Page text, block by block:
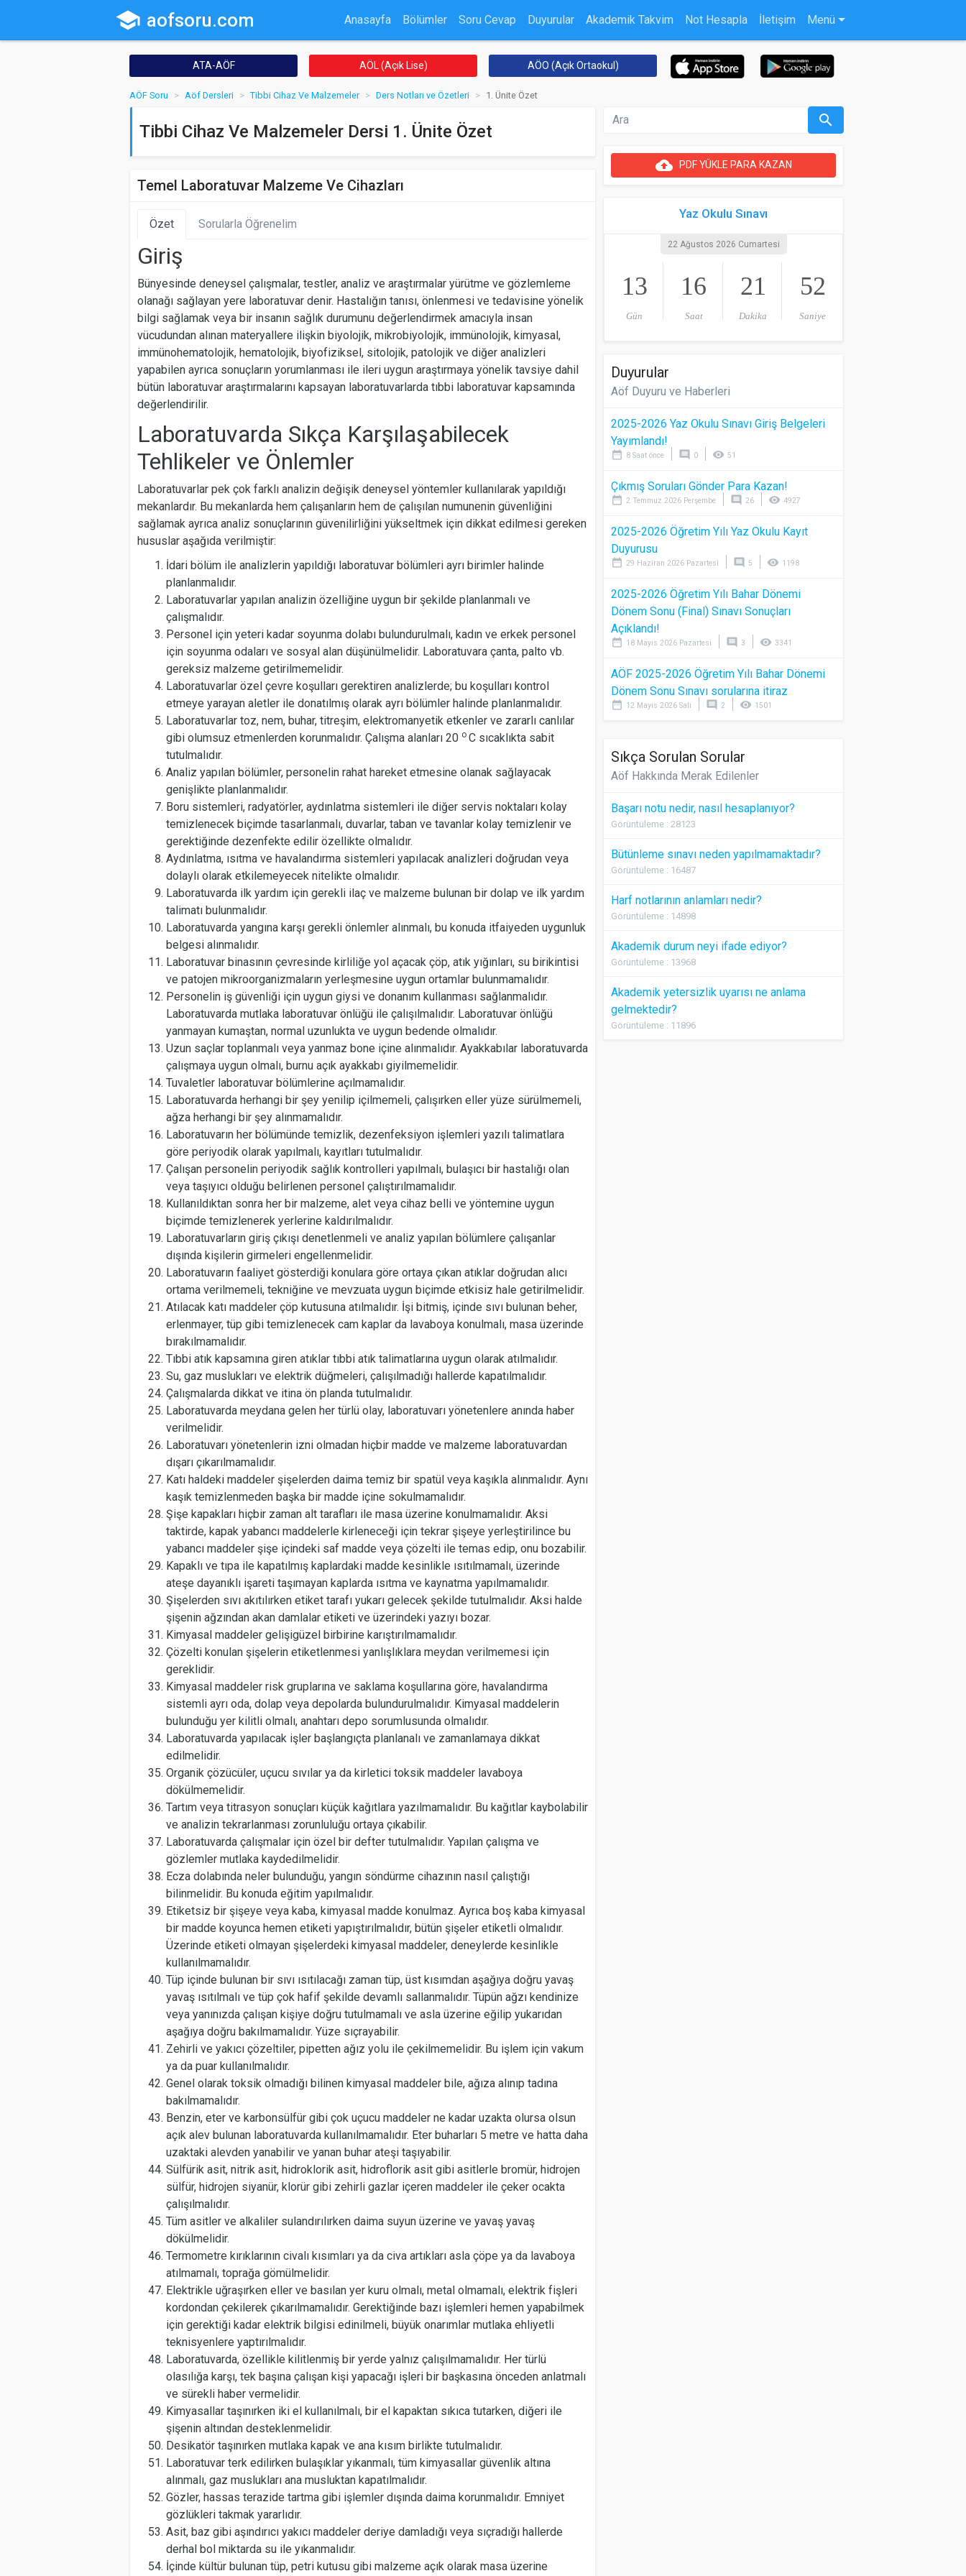
school aofsoru.com Anasayfa Bölümler Soru Cevap Duyurular Akademik Takvim Not Hesapla İletişim Menü
ATA-AÖF AÖL (Açık Lise) AÖO (Açık Ortaokul)
AÖF Soru Aöf Dersleri Tibbi Cihaz Ve Malzemeler Ders Notları ve Özetleri 1. Ünite Özet
Tibbi Cihaz Ve Malzemeler Dersi 1. Ünite Özet
Temel Laboratuvar Malzeme Ve Cihazları
Özet Sorularla Öğrenelim
Giriş
Bünyesinde deneysel çalışmalar, testler, analiz ve araştırmalar yürütme ve gözlemleme
olanağı sağlayan yere laboratuvar denir. Hastalığın tanısı, önlenmesi ve tedavisine yönelik
bilgi sağlamak veya bir insanın sağlık durumunu değerlendirmek amacıyla insan
vücudundan alınan materyallere ilişkin biyolojik, mikrobiyolojik, immünolojik, kimyasal,
immünohematolojik, hematolojik, biyofiziksel, sitolojik, patolojik ve diğer analizleri
yapabilen ayrıca sonuçların yorumlanması ile ileri uygun araştırmaya yönelik tavsiye dahil
bütün laboratuvar araştırmalarını kapsayan laboratuvarlarda tıbbi laboratuvar kapsamında
değerlendirilir.
Laboratuvarda Sıkça Karşılaşabilecek
Tehlikeler ve Önlemler
Laboratuvarlar pek çok farklı analizin değişik deneysel yöntemler kullanılarak yapıldığı
mekanlardır. Bu mekanlarda hem çalışanların hem de çalışılan numunenin güvenliğini
sağlamak ayrıca analiz sonuçlarının güvenilirliğini yükseltmek için dikkat edilmesi gereken
hususlar aşağıda verilmiştir:
İdari bölüm ile analizlerin yapıldığı laboratuvar bölümleri ayrı birimler halinde
planlanmalıdır.
Laboratuvarlar yapılan analizin özelliğine uygun bir şekilde planlanmalı ve
çalışmalıdır.
Personel için yeteri kadar soyunma dolabı bulundurulmalı, kadın ve erkek personel
için soyunma odaları ve sosyal alan düşünülmelidir. Laboratuvara çanta, palto vb.
gereksiz malzeme getirilmemelidir.
Laboratuvarlar özel çevre koşulları gerektiren analizlerde; bu koşulları kontrol
etmeye yarayan aletler ile donatılmış olarak ayrı bölümler halinde planlanmalıdır.
Laboratuvarlar toz, nem, buhar, titreşim, elektromanyetik etkenler ve zararlı canlılar
gibi olumsuz etmenlerden korunmalıdır. Çalışma alanları 20 o C sıcaklıkta sabit
tutulmalıdır.
Analiz yapılan bölümler, personelin rahat hareket etmesine olanak sağlayacak
genişlikte planlanmalıdır.
Boru sistemleri, radyatörler, aydınlatma sistemleri ile diğer servis noktaları kolay
temizlenecek biçimde tasarlanmalı, duvarlar, taban ve tavanlar kolay temizlenir ve
gerektiğinde dezenfekte edilir özellikte olmalıdır.
Aydınlatma, ısıtma ve havalandırma sistemleri yapılacak analizleri doğrudan veya
dolaylı olarak etkilemeyecek nitelikte olmalıdır.
Laboratuvarda ilk yardım için gerekli ilaç ve malzeme bulunan bir dolap ve ilk yardım
talimatı bulunmalıdır.
Laboratuvarda yangına karşı gerekli önlemler alınmalı, bu konuda itfaiyeden uygunluk
belgesi alınmalıdır.
Laboratuvar binasının çevresinde kirliliğe yol açacak çöp, atık yığınları, su birikintisi
ve patojen mikroorganizmaların yerleşmesine uygun ortamlar bulunmamalıdır.
Personelin iş güvenliği için uygun giysi ve donanım kullanması sağlanmalıdır.
Laboratuvarda mutlaka laboratuvar önlüğü ile çalışılmalıdır. Laboratuvar önlüğü
yanmayan kumaştan, normal uzunlukta ve uygun bedende olmalıdır.
Uzun saçlar toplanmalı veya yanmaz bone içine alınmalıdır. Ayakkabılar laboratuvarda
çalışmaya uygun olmalı, burnu açık ayakkabı giyilmemelidir.
Tuvaletler laboratuvar bölümlerine açılmamalıdır.
Laboratuvarda herhangi bir şey yenilip içilmemeli, çalışırken eller yüze sürülmemeli,
ağza herhangi bir şey alınmamalıdır.
Laboratuvarın her bölümünde temizlik, dezenfeksiyon işlemleri yazılı talimatlara
göre periyodik olarak yapılmalı, kayıtları tutulmalıdır.
Çalışan personelin periyodik sağlık kontrolleri yapılmalı, bulaşıcı bir hastalığı olan
veya taşıyıcı olduğu belirlenen personel çalıştırılmamalıdır.
Kullanıldıktan sonra her bir malzeme, alet veya cihaz belli ve yöntemine uygun
biçimde temizlenerek yerlerine kaldırılmalıdır.
Laboratuvarların giriş çıkışı denetlenmeli ve analiz yapılan bölümlere çalışanlar
dışında kişilerin girmeleri engellenmelidir.
Laboratuvarın faaliyet gösterdiği konulara göre ortaya çıkan atıklar doğrudan alıcı
ortama verilmemeli, tekniğine ve mevzuata uygun biçimde etkisiz hale getirilmelidir.
Atılacak katı maddeler çöp kutusuna atılmalıdır. İşi bitmiş, içinde sıvı bulunan beher,
erlenmayer, tüp gibi temizlenecek cam kaplar da lavaboya konulmalı, masa üzerinde
bırakılmamalıdır.
Tıbbi atık kapsamına giren atıklar tıbbi atık talimatlarına uygun olarak atılmalıdır.
Su, gaz muslukları ve elektrik düğmeleri, çalışılmadığı hallerde kapatılmalıdır.
Çalışmalarda dikkat ve itina ön planda tutulmalıdır.
Laboratuvarda meydana gelen her türlü olay, laboratuvarı yönetenlere anında haber
verilmelidir.
Laboratuvarı yönetenlerin izni olmadan hiçbir madde ve malzeme laboratuvardan
dışarı çıkarılmamalıdır.
Katı haldeki maddeler şişelerden daima temiz bir spatül veya kaşıkla alınmalıdır. Aynı
kaşık temizlenmeden başka bir madde içine sokulmamalıdır.
Şişe kapakları hiçbir zaman alt tarafları ile masa üzerine konulmamalıdır. Aksi
taktirde, kapak yabancı maddelerle kirleneceği için tekrar şişeye yerleştirilince bu
yabancı maddeler şişe içindeki saf madde veya çözelti ile temas edip, onu bozabilir.
Kapaklı ve tıpa ile kapatılmış kaplardaki madde kesinlikle ısıtılmamalı, üzerinde
ateşe dayanıklı işareti taşımayan kaplarda ısıtma ve kaynatma yapılmamalıdır.
Şişelerden sıvı akıtılırken etiket tarafı yukarı gelecek şekilde tutulmalıdır. Aksi halde
şişenin ağzından akan damlalar etiketi ve üzerindeki yazıyı bozar.
Kimyasal maddeler gelişigüzel birbirine karıştırılmamalıdır.
Çözelti konulan şişelerin etiketlenmesi yanlışlıklara meydan verilmemesi için
gereklidir.
Kimyasal maddeler risk gruplarına ve saklama koşullarına göre, havalandırma
sistemli ayrı oda, dolap veya depolarda bulundurulmalıdır. Kimyasal maddelerin
bulunduğu yer kilitli olmalı, anahtarı depo sorumlusunda olmalıdır.
Laboratuvarda yapılacak işler başlangıçta planlanalı ve zamanlamaya dikkat
edilmelidir.
Organik çözücüler, uçucu sıvılar ya da kirletici toksik maddeler lavaboya
dökülmemelidir.
Tartım veya titrasyon sonuçları küçük kağıtlara yazılmamalıdır. Bu kağıtlar kaybolabilir
ve analizin tekrarlanması zorunluluğu ortaya çıkabilir.
Laboratuvarda çalışmalar için özel bir defter tutulmalıdır. Yapılan çalışma ve
gözlemler mutlaka kaydedilmelidir.
Ecza dolabında neler bulunduğu, yangın söndürme cihazının nasıl çalıştığı
bilinmelidir. Bu konuda eğitim yapılmalıdır.
Etiketsiz bir şişeye veya kaba, kimyasal madde konulmaz. Ayrıca boş kaba kimyasal
bir madde koyunca hemen etiketi yapıştırılmalıdır, bütün şişeler etiketli olmalıdır.
Üzerinde etiketi olmayan şişelerdeki kimyasal maddeler, deneylerde kesinlikle
kullanılmamalıdır.
Tüp içinde bulunan bir sıvı ısıtılacağı zaman tüp, üst kısımdan aşağıya doğru yavaş
yavaş ısıtılmalı ve tüp çok hafif şekilde devamlı sallanmalıdır. Tüpün ağzı kendinize
veya yanınızda çalışan kişiye doğru tutulmamalı ve asla üzerine eğilip yukarıdan
aşağıya doğru bakılmamalıdır. Yüze sıçrayabilir.
Zehirli ve yakıcı çözeltiler, pipetten ağız yolu ile çekilmemelidir. Bu işlem için vakum
ya da puar kullanılmalıdır.
Genel olarak toksik olmadığı bilinen kimyasal maddeler bile, ağıza alınıp tadına
bakılmamalıdır.
Benzin, eter ve karbonsülfür gibi çok uçucu maddeler ne kadar uzakta olursa olsun
açık alev bulunan laboratuvarda kullanılmamalıdır. Eter buharları 5 metre ve hatta daha
uzaktaki alevden yanabilir ve yanan buhar ateşi taşıyabilir.
Sülfürik asit, nitrik asit, hidroklorik asit, hidroflorik asit gibi asitlerle bromür, hidrojen
sülfür, hidrojen siyanür, klorür gibi zehirli gazlar içeren maddeler ile çeker ocakta
çalışılmalıdır.
Tüm asitler ve alkaliler sulandırılırken daima suyun üzerine ve yavaş yavaş
dökülmelidir.
Termometre kırıklarının civalı kısımları ya da civa artıkları asla çöpe ya da lavaboya
atılmamalı, toprağa gömülmelidir.
Elektrikle uğraşırken eller ve basılan yer kuru olmalı, metal olmamalı, elektrik fişleri
kordondan çekilerek çıkarılmamalıdır. Gerektiğinde bazı işlemleri hemen yapabilmek
için gerektiği kadar elektrik bilgisi edinilmeli, büyük onarımlar mutlaka ehliyetli
teknisyenlere yaptırılmalıdır.
Laboratuvarda, özellikle kilitlenmiş bir yerde yalnız çalışılmamalıdır. Her türlü
olasılığa karşı, tek başına çalışan kişi yapacağı işleri bir başkasına önceden anlatmalı
ve sürekli haber vermelidir.
Kimyasallar taşınırken iki el kullanılmalı, bir el kapaktan sıkıca tutarken, diğeri ile
şişenin altından desteklenmelidir.
Desikatör taşınırken mutlaka kapak ve ana kısım birlikte tutulmalıdır.
Laboratuvar terk edilirken bulaşıklar yıkanmalı, tüm kimyasallar güvenlik altına
alınmalı, gaz muslukları ana musluktan kapatılmalıdır.
Gözler, hassas terazide tartma gibi işlemler dışında daima korunmalıdır. Emniyet
gözlükleri takmak yararlıdır.
Asit, baz gibi aşındırıcı yakıcı maddeler deriye damladığı veya sıçradığı hallerde
derhal bol miktarda su ile yıkanmalıdır.
İçinde kültür bulunan tüp, petri kutusu gibi malzeme açık olarak masa üzerine
search
cloud_uploadPDF YÜKLE PARA KAZAN
Yaz Okulu Sınavı
22 Ağustos 2026 Cumartesi
13
Gün
16
Saat
21
Dakika
51
Saniye
Duyurular
Aöf Duyuru ve Haberleri
2025-2026 Yaz Okulu Sınavı Giriş Belgeleri
Yayımlandı!
date_range 8 Saat önce comment 0 visibility 51
Çıkmış Soruları Gönder Para Kazan!
date_range 2 Temmuz 2026 Perşembe comment 26 visibility 4927
2025-2026 Öğretim Yılı Yaz Okulu Kayıt
Duyurusu
date_range 29 Haziran 2026 Pazartesi comment 5 visibility 1198
2025-2026 Öğretim Yılı Bahar Dönemi
Dönem Sonu (Final) Sınavı Sonuçları
Açıklandı!
date_range 18 Mayıs 2026 Pazartesi comment 3 visibility 3341
AÖF 2025-2026 Öğretim Yılı Bahar Dönemi
Dönem Sonu Sınavı sorularına itiraz
date_range 12 Mayıs 2026 Salı comment 2 visibility 1501
Sıkça Sorulan Sorular
Aöf Hakkında Merak Edilenler
Başarı notu nedir, nasıl hesaplanıyor?
Görüntüleme : 28123
Bütünleme sınavı neden yapılmamaktadır?
Görüntüleme : 16487
Harf notlarının anlamları nedir?
Görüntüleme : 14898
Akademik durum neyi ifade ediyor?
Görüntüleme : 13968
Akademik yetersizlik uyarısı ne anlama
gelmektedir?
Görüntüleme : 11896